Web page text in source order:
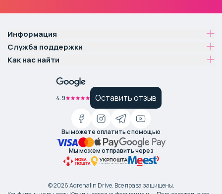
Информация
Служба поддержки
Как нас найти
4.9 Оставить отзыв
Вы можете оплатить с помощью
Мы можем отправить через
©2026Adrenalin Drive. Все права защищены.